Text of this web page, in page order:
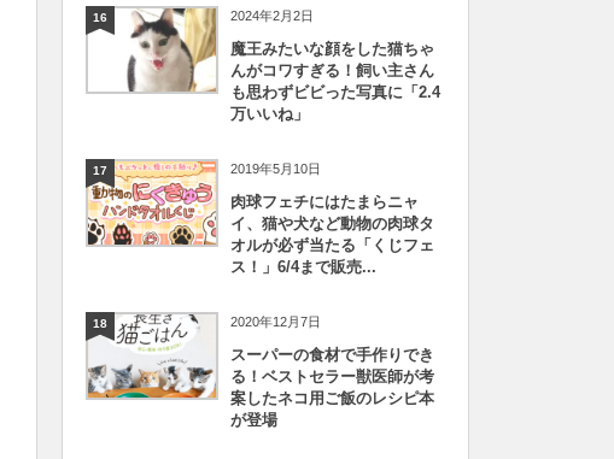
16 2024年2月2日
魔王みたいな顔をした猫ちゃ
んがコワすぎる！飼い主さん
も思わずビビった写真に「2.4
万いいね」
17 2019年5月10日
肉球フェチにはたまらニャ
イ、猫や犬など動物の肉球タ
オルが必ず当たる「くじフェ
ス！」6/4まで販売...
18 2020年12月7日
スーパーの食材で手作りでき
る！ベストセラー獣医師が考
案したネコ用ご飯のレシピ本
が登場